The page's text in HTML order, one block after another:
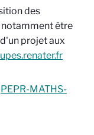
des
notamment être
projet aux
PEPR-MATHS-